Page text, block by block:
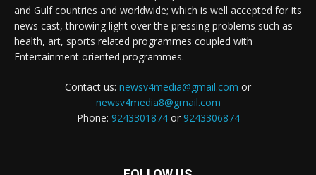
and Gulf countries and worldwide; which is well accepted for its
news cast, throwing light over the pressing problems such as
health, art, sports related programmes coupled with
Entertainment oriented programmes.
Contact us: newsv4media@gmail.com or
newsv4media8@gmail.com
Phone: 9243301874or 9243306874